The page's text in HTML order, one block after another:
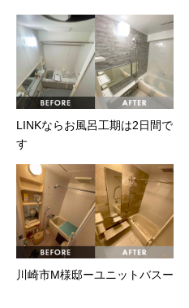
LINKならお風呂工期は2日間で
す
川崎市M様邸ーユニットバスー